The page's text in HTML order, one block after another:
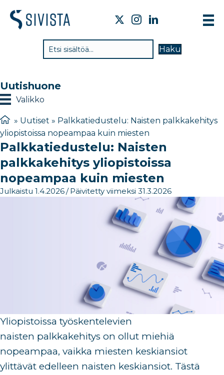
Haku
Uutishuone
Valikko
» Uutiset » Palkkatiedustelu: Naisten palkkakehitys
yliopistoissa nopeampaa kuin miesten
Palkkatiedustelu: Naisten
palkkakehitys yliopistoissa
nopeampaa kuin miesten
Julkaistu 1.4.2026/ Päivitetty viimeksi 31.3.2026
Yliopistoissa työskentelevien
naisten palkkakehitys on ollut miehiä
nopeampaa, vaikka miesten keskiansiot
ylittävät edelleen naisten keskiansiot. Tästä